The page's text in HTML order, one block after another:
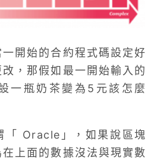
開始的合約程式碼設定好
，那假如最一開始輸入的
一瓶奶茶變為5元該怎麼
「 Oracle」，如果說區塊
上面的數據沒法與現實數